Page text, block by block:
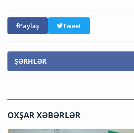
Paylaş Tweet
ŞƏRHLƏR
OXŞAR XƏBƏRLƏR